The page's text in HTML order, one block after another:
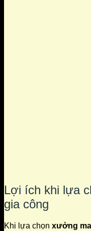
Lợi ích khi lựa
gia công
Khi lựa chọn xưởng